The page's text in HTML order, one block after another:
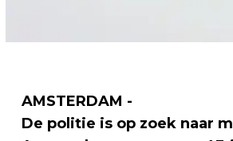
AMSTERDAM -
De politie is op zoek naar